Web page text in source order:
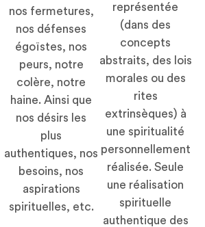
nos fermetures,
nos défenses
égoïstes, nos
peurs, notre
colère, notre
haine. Ainsi que
nos désirs les
plus
authentiques, nos
besoins, nos
aspirations
spirituelles, etc.
représentée
(dans des
concepts
abstraits, des lois
morales ou des
rites
extrinsèques) à
une spiritualité
personnellement
réalisée. Seule
une réalisation
spirituelle
authentique des